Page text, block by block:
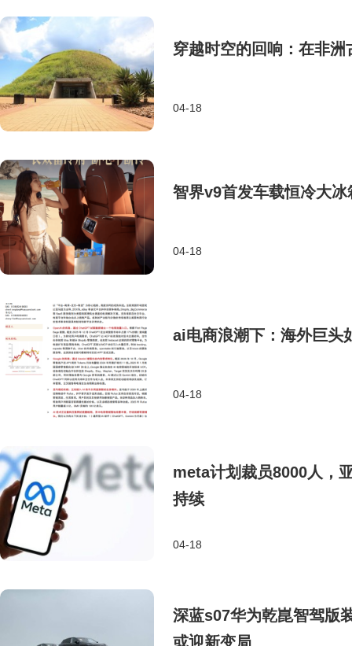
穿越时空的回响：在非
04-18
智界v9首发车载恒冷大
04-18
ai电商浪潮下：海外巨头
04-18
meta计划裁员8000人，
持续
04-18
深蓝s07华为乾崑智驾版
或迎新变局